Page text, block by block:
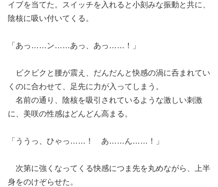
イブを当てた。スイッチを入れると小刻みな振動と共に、
陰核に吸い付いてくる。
「あっ……ン……あっ、あっ……！」
ビクビクと腰が震え、だんだんと快感の渦に呑まれてい
くのに合わせて、足先に力が入ってしまう。
名前の通り、陰核を吸引されているような激しい刺激
に、美咲の性感はどんどん高まる。
「ううっ、ひゃっ……！ あ……ん……！」
次第に強くなってくる快感につま先を丸めながら、上半
身をのけぞらせた。